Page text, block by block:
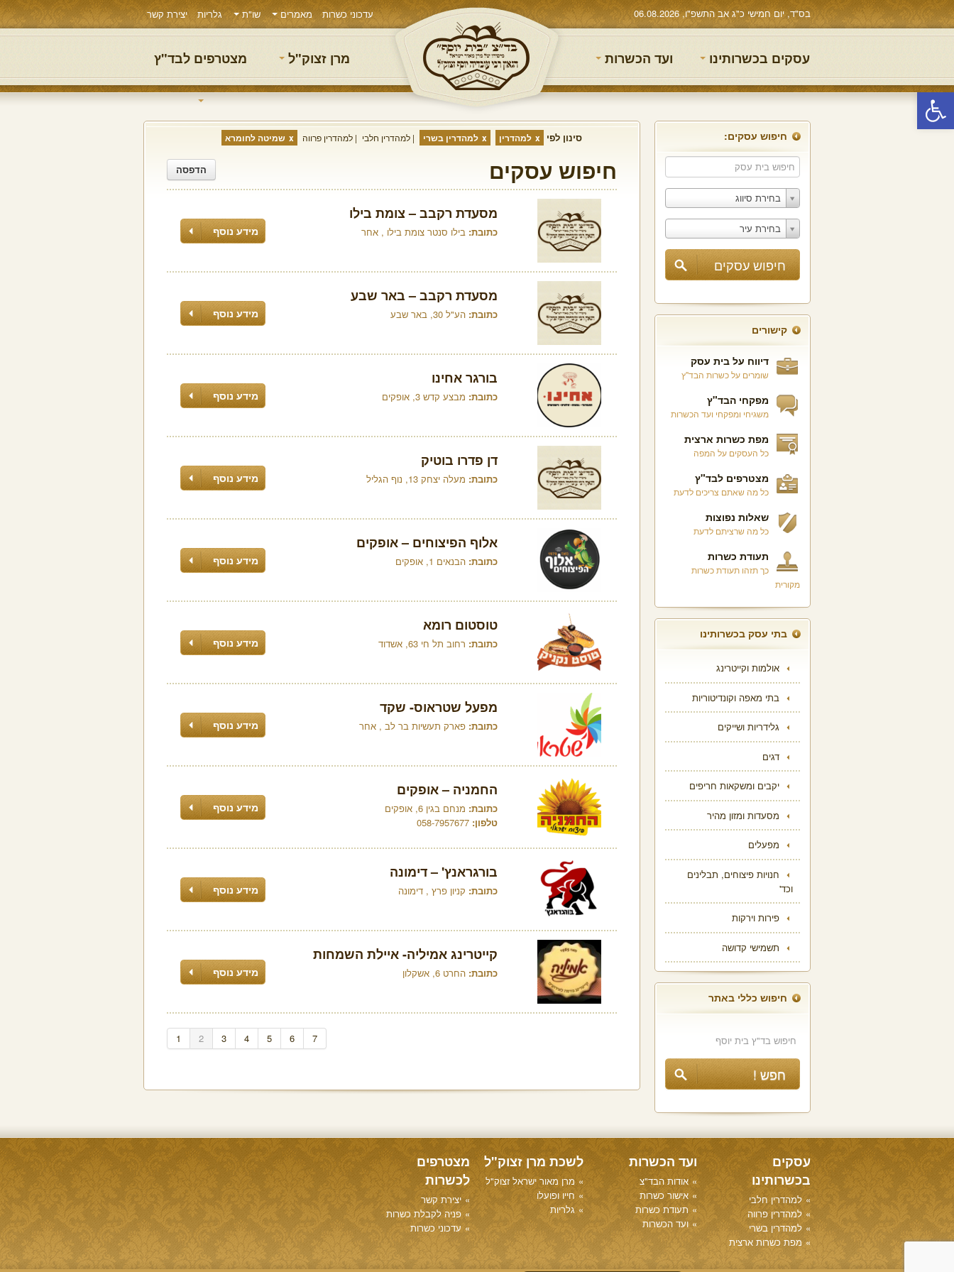
פתח סרגל נגישות
בס"ד, יום חמישי כ"ג אב התשפ"ו, 06.08.2026 עדכוני כשרות מאמרים שו"ת גלריות יצירת קשר
עסקים בכשרותינו ועד הכשרות מרן זצוק"ל מצטרפים לבד"ץ
חיפוש עסקים:
בחירת סיווג
בחירת עיר
קישורים
דיווח על בית עסק
שומרים על כשרות הבד"ץ
מפקחי הבד"ץ
משגיחי ומפקחי ועד הכשרות
מפת כשרות ארצית
כל העסקים על המפה
מצטרפים לבד"ץ
כל מה שאתם צריכים לדעת
שאלות נפוצות
כל מה שרציתם לדעת
תעודת כשרות
כך תזהו תעודת כשרות
מקורית
בתי עסק בכשרותינו
אולמות וקייטרינג
בתי מאפה וקונדיטוריות
גלידריות ושייקים
דגים
יקבים ומשקאות חריפים
מסעדות ומזון מהיר
מפעלים
חנויות פיצוחים, תבלינים
וכד'
פירות וירקות
תשמישי קדושה
חיפוש כללי באתר
סינון לפי למהדרין למהדרין בשרי למהדרין חלבי למהדרין פרווה שמיטה לחומרא
חיפוש עסקים הדפסה
מסעדת רקבב – צומת בילו
כתובת: בילו סנטר צומת בילו , אחר מידע נוסף
מסעדת רקבב – באר שבע
כתובת: הע"ל 30, באר שבע מידע נוסף
בורגר אחינו
כתובת: מבצע קדש 3, אופקים מידע נוסף
דן פדרו בוטיק
כתובת: מעלה יצחק 13, נוף הגליל מידע נוסף
אלוף הפיצוחים – אופקים
כתובת: הבנאים 1, אופקים מידע נוסף
טוסטום רומא
כתובת: רחוב תל חי 63, אשדוד מידע נוסף
מפעל שטראוס- שקד
כתובת: פארק תעשיות בר לב , אחר מידע נוסף
החמניה – אופקים
כתובת: מנחם בגין 6, אופקים
טלפון: 058-7957677
מידע נוסף
בורגראנץ' – דימונה
כתובת: קניון פרץ , דימונה מידע נוסף
קייטרינג אמיליה- איילת השמחות
כתובת: החרט 6, אשקלון מידע נוסף
1 2 3 4 5 6 7
עסקים
בכשרותינו
למהדרין חלבי
למהדרין פרווה
למהדרין בשרי
מפת כשרות ארצית
ועד הכשרות
אודות הבד"צ
אישור כשרות
תעודת כשרות
ועד הכשרות
לשכת מרן זצוק"ל
מרן מאור ישראל זצוק"ל
חייו ופועלו
גלריות
מצטרפים
לכשרות
יצירת קשר
פניה לקבלת כשרות
עדכוני כשרות